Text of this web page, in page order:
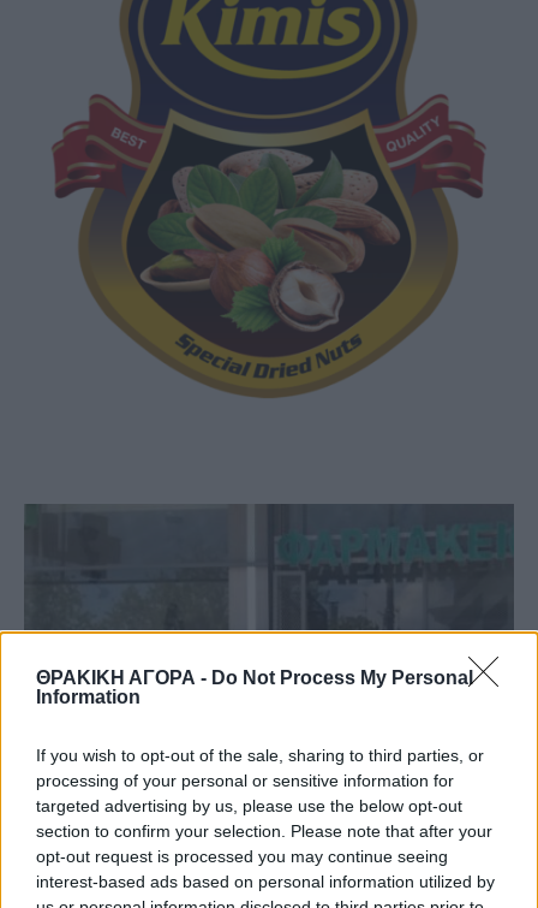
ΘΡΑΚΙΚΗ ΑΓΟΡΑ - Do Not Process My Personal
Information
If you wish to opt-out of the sale, sharing to third parties, or
processing of your personal or sensitive information for
targeted advertising by us, please use the below opt-out
section to confirm your selection. Please note that after your
opt-out request is processed you may continue seeing
interest-based ads based on personal information utilized by
ΕΙΔΗΣΕΙΣ
Φαρμακεία (03-09 Αυγ.)